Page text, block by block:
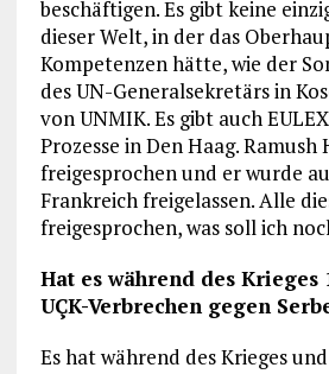
beschäftigen. Es gibt keine
dieser Welt, in der das
Kompetenzen hätte, wie der
des UN-Generalsekretärs in
von UNMIK. Es gibt auch
Prozesse in Den Haag.
freigesprochen und er wurde
Frankreich freigelassen. Alle
freigesprochen, was soll ich
Hat es während des Krieges
UÇK-Verbrechen gegen
Es hat während des Krieges